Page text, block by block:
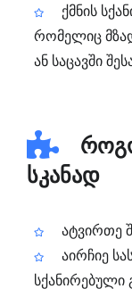
ქმნის
რომელიც
ან საცავში
სკანად
ატვირთე
აირჩიე
სქანირებული